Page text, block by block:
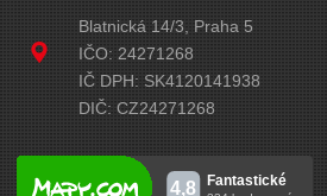
Blatnická 14/3, Praha 5
IČO: 24271268
IČ DPH: SK4120141938
DIČ: CZ24271268